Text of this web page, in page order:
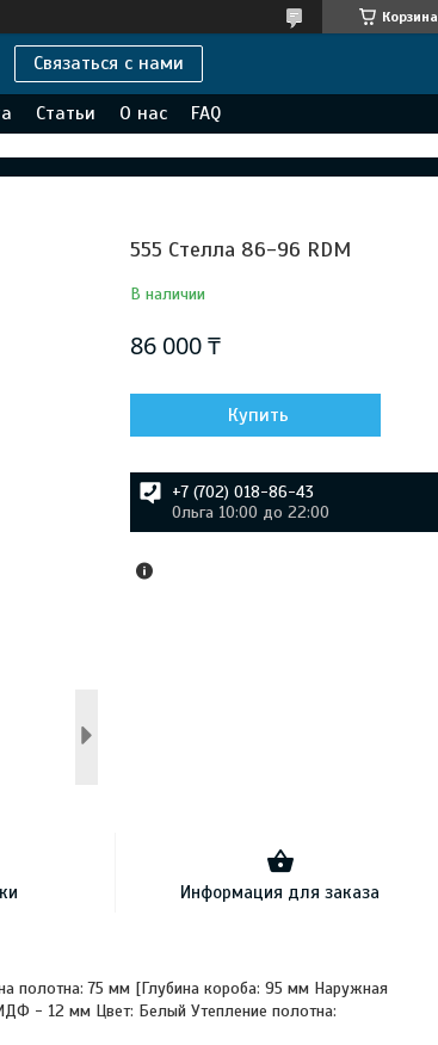
Корзина
Связаться с нами
Статьи О нас FAQ
555 Стелла 86-96 RDM
В наличии
86 000 ₸
Купить
+7 (702) 018-86-43
Ольга 10:00 до 22:00
Информация для заказа
полотна: 75 мм [Глубина короба: 95 мм Наружная
- 12 мм Цвет: Белый Утепление полотна: